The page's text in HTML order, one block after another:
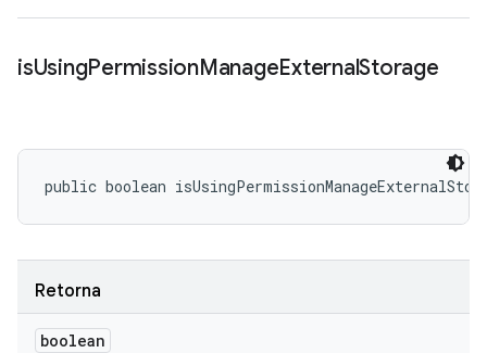
isUsingPermissionManageExternalStorage
public boolean
Retorna
boolean